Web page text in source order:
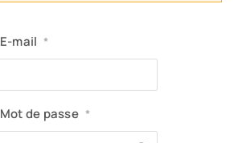
E-mail *
Mot de passe *